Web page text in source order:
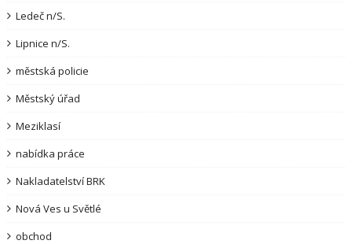
Ledeč n/S.
Lipnice n/S.
městská policie
Městský úřad
Meziklasí
nabídka práce
Nakladatelství BRK
Nová Ves u Světlé
obchod